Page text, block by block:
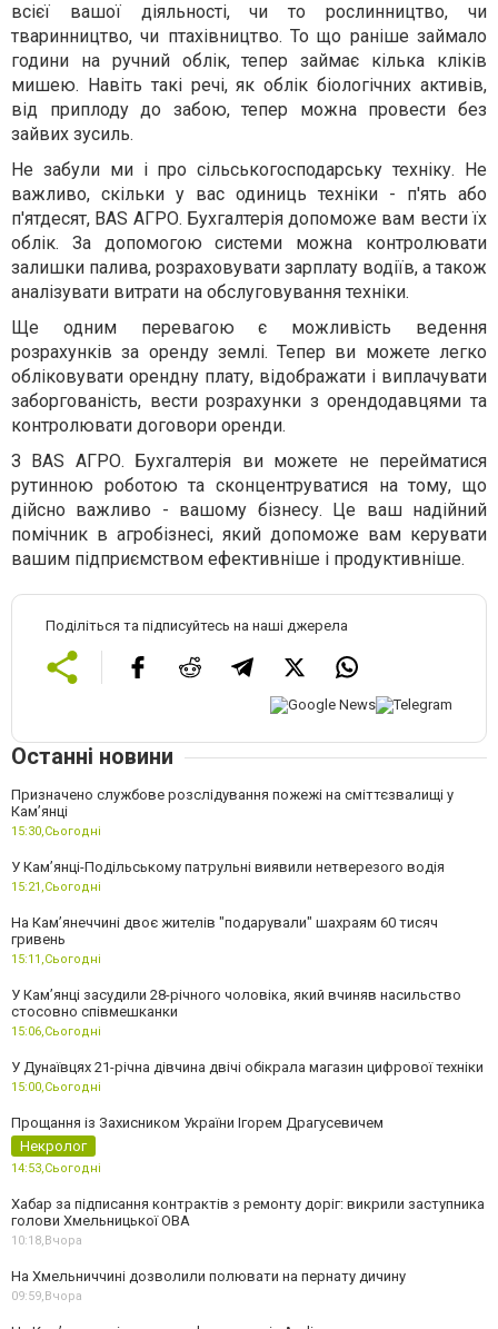
всієї вашої діяльності, чи то рослинництво, чи
тваринництво, чи птахівництво. То що раніше займало
години на ручний облік, тепер займає кілька кліків
мишею. Навіть такі речі, як облік біологічних активів,
від приплоду до забою, тепер можна провести без
зайвих зусиль.
Не забули ми і про сільськогосподарську техніку. Не
важливо, скільки у вас одиниць техніки - п'ять або
п'ятдесят, BAS АГРО. Бухгалтерія допоможе вам вести їх
облік. За допомогою системи можна контролювати
залишки палива, розраховувати зарплату водіїв, а також
аналізувати витрати на обслуговування техніки.
Ще одним перевагою є можливість ведення
розрахунків за оренду землі. Тепер ви можете легко
обліковувати орендну плату, відображати і виплачувати
заборгованість, вести розрахунки з орендодавцями та
контролювати договори оренди.
З BAS АГРО. Бухгалтерія ви можете не перейматися
рутинною роботою та сконцентруватися на тому, що
дійсно важливо - вашому бізнесу. Це ваш надійний
помічник в агробізнесі, який допоможе вам керувати
вашим підприємством ефективніше і продуктивніше.
Поділіться та підписуйтесь на наші джерела
Останні новини
Призначено службове розслідування пожежі на сміттєзвалищі у
Кам’янці
15:30,Сьогодні
У Кам’янці-Подільському патрульні виявили нетверезого водія
15:21,Сьогодні
На Камʼянеччині двоє жителів "подарували" шахраям 60 тисяч
гривень
15:11,Сьогодні
У Камʼянці засудили 28-річного чоловіка, який вчиняв насильство
стосовно співмешканки
15:06,Сьогодні
У Дунаївцях 21-річна дівчина двічі обікрала магазин цифрової техніки
15:00,Сьогодні
Прощання із Захисником України Ігорем Драгусевичем
Некролог
14:53,Сьогодні
Хабар за підписання контрактів з ремонту доріг: викрили заступника
голови Хмельницької ОВА
10:18,Вчора
На Хмельниччині дозволили полювати на пернату дичину
09:59,Вчора